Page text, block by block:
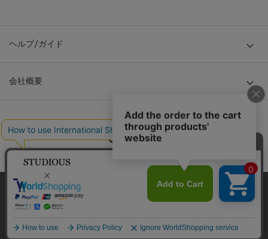
ヘルプ/ガイド
会社概要
© TOKYO BASE CO., LTD
当サイトはクッキー(cookie)を使用します。クッキーはサイト内
の一部の機能および、サイトの使用状況の分析からマーケティ
ング活動に利用することを目的としています。
プライバシーポリシーはこちら